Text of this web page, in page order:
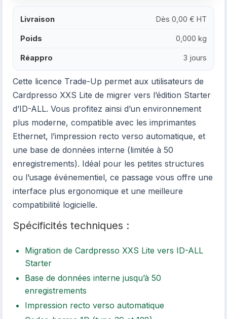
Livraison Dès 0,00 € HT
Poids 0,000 kg
Réappro 3 jours
Cette licence Trade-Up permet aux utilisateurs de
Cardpresso XXS Lite de migrer vers l’édition Starter
d’ID-ALL. Vous profitez ainsi d’un environnement
plus moderne, compatible avec les imprimantes
Ethernet, l’impression recto verso automatique, et
une base de données interne (limitée à 50
enregistrements). Idéal pour les petites structures
ou l’usage événementiel, ce passage vous offre une
interface plus ergonomique et une meilleure
compatibilité logicielle.
Spécificités techniques :
Migration de Cardpresso XXS Lite vers ID-ALL
Starter
Base de données interne jusqu’à 50
enregistrements
Impression recto verso automatique